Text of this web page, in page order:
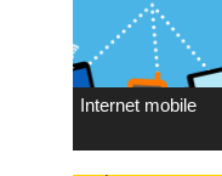
Internet mobile